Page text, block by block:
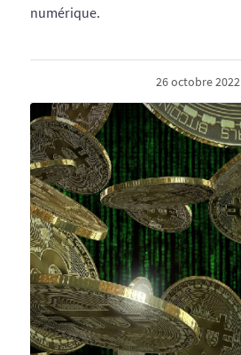
numérique.
26 octobre 2022